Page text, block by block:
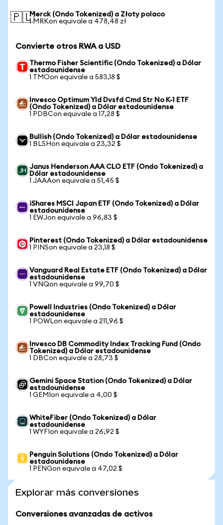
🇵🇱Merck (Ondo Tokenized) a Złoty polaco
1 MRKon equivale a 478,48 zł
Convierte otros RWA a USD
Thermo Fisher Scientific (Ondo Tokenized) a Dólar
estadounidense
1 TMOon equivale a 583,18 $
Invesco Optimum Yld Dvsfd Cmd Str No K-1 ETF
(Ondo Tokenized) a Dólar estadounidense
1 PDBCon equivale a 17,28 $
Bullish (Ondo Tokenized) a Dólar estadounidense
1 BLSHon equivale a 23,32 $
Janus Henderson AAA CLO ETF (Ondo Tokenized) a
Dólar estadounidense
1 JAAAon equivale a 51,45 $
iShares MSCI Japan ETF (Ondo Tokenized) a Dólar
estadounidense
1 EWJon equivale a 96,83 $
Pinterest (Ondo Tokenized) a Dólar estadounidense
1 PINSon equivale a 23,18 $
Vanguard Real Estate ETF (Ondo Tokenized) a Dólar
estadounidense
1 VNQon equivale a 99,70 $
Powell Industries (Ondo Tokenized) a Dólar
estadounidense
1 POWLon equivale a 211,96 $
Invesco DB Commodity Index Tracking Fund (Ondo
Tokenized) a Dólar estadounidense
1 DBCon equivale a 28,73 $
Gemini Space Station (Ondo Tokenized) a Dólar
estadounidense
1 GEMIon equivale a 4,00 $
WhiteFiber (Ondo Tokenized) a Dólar
estadounidense
1 WYFIon equivale a 26,92 $
Penguin Solutions (Ondo Tokenized) a Dólar
estadounidense
1 PENGon equivale a 47,02 $
Explorar más conversiones
Conversiones avanzadas de activos